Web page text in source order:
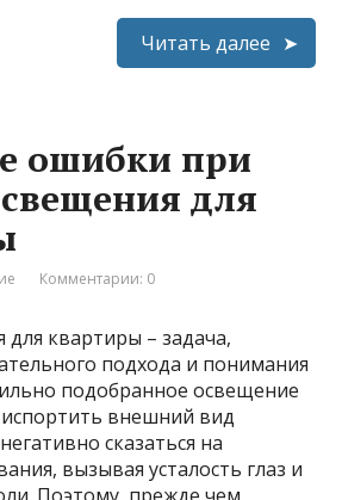
Читать далее
ошибки при
для
Комментарии: 0
квартиры – задача,
подхода и понимания
подобранное освещение
внешний вид
сказаться на
вызывая усталость глаз и